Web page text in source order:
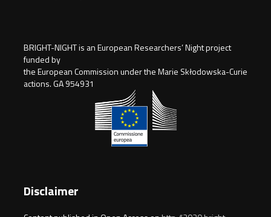
BRIGHT-NIGHT is an European Researchers’ Night project
funded by
the European Commission under the Marie Skłodowska-Curie
actions. GA 954931
Disclaimer